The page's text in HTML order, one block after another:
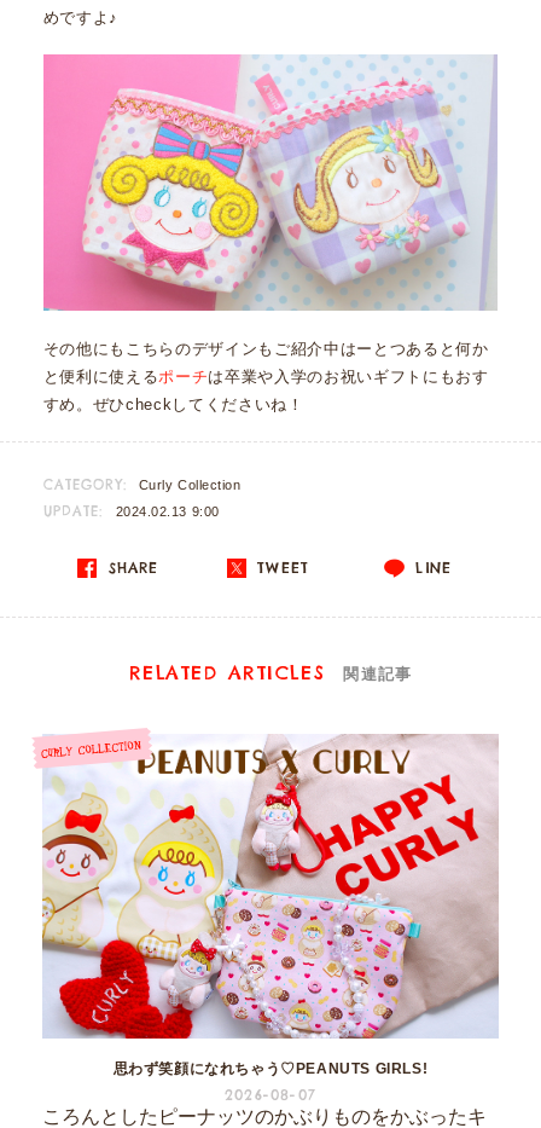
めですよ♪
その他にもこちらのデザインもご紹介中はーとつあると何か
と便利に使えるポーチは卒業や入学のお祝いギフトにもおす
すめ。ぜひcheckしてくださいね！
CATEGORY: Curly Collection
UPDATE: 2024.02.13 9:00
SHARE TWEET LINE
RELATED ARTICLES 関連記事
思わず笑顔になれちゃう♡PEANUTS GIRLS!
2026-08-07
ころんとしたピーナッツのかぶりものをかぶったキ